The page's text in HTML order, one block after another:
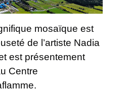
mosaïque est
de l’artiste Nadia
est présentement
Centre